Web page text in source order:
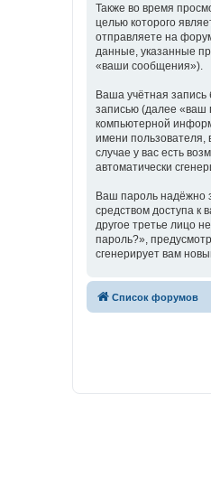
Также во время
целью которого
отправляете на
данные, указанные
«ваши сообщения»).
Ваша учётная
записью (далее «ваш
компьютерной
имени пользователя,
случае у вас есть
автоматически
Ваш пароль надёжно
средством доступа к
другое третье лицо
пароль?»,
сгенерирует вам
Список форумов